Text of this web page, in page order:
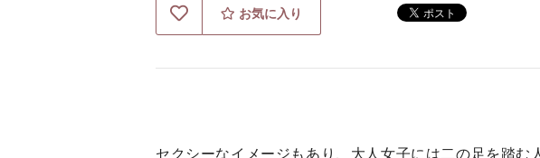
お気に入り
セクシーなイメージもあり、大人女子には二の足を踏む